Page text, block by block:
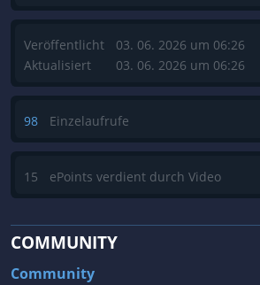
Veröffentlicht
Aktualisiert
03. 06. 2026 um 06:26
03. 06. 2026 um 06:26
98 Einzelaufrufe
15 ePoints verdient durch Video
COMMUNITY
Community